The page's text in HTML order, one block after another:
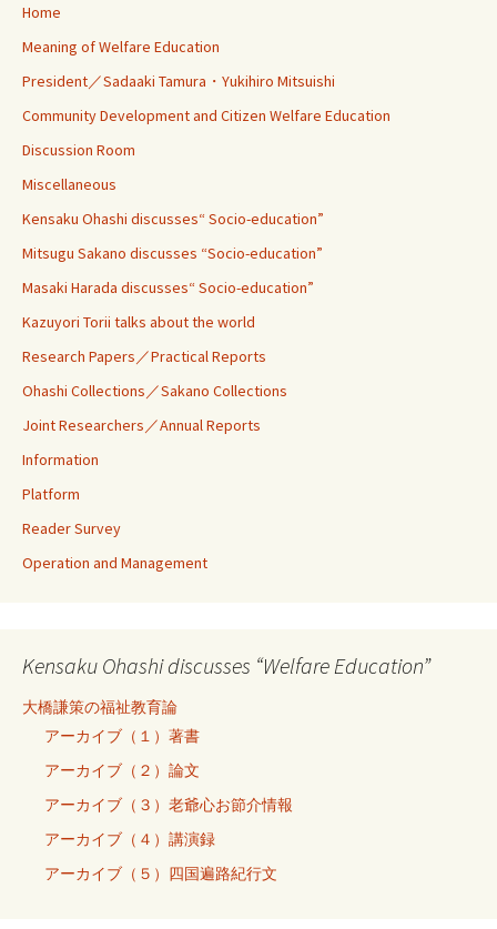
Home
Meaning of Welfare Education
President／Sadaaki Tamura・Yukihiro Mitsuishi
Community Development and Citizen Welfare Education
Discussion Room
Miscellaneous
Kensaku Ohashi discusses“ Socio-education”
Mitsugu Sakano discusses “Socio-education”
Masaki Harada discusses“ Socio-education”
Kazuyori Torii talks about the world
Research Papers／Practical Reports
Ohashi Collections／Sakano Collections
Joint Researchers／Annual Reports
Information
Platform
Reader Survey
Operation and Management
Kensaku Ohashi discusses “Welfare Education”
大橋謙策の福祉教育論
アーカイブ（１）著書
アーカイブ（２）論文
アーカイブ（３）老爺心お節介情報
アーカイブ（４）講演録
アーカイブ（５）四国遍路紀行文